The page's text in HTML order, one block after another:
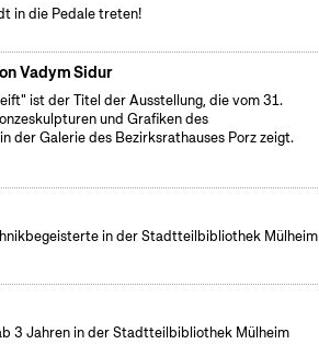
in die Pedale treten!
Vadym Sidur
ist der Titel der Ausstellung, die vom 31.
und Grafiken des
der Galerie des Bezirksrathauses Porz zeigt.
in der Stadtteilbibliothek Mülheim
3 Jahren in der Stadtteilbibliothek Mülheim